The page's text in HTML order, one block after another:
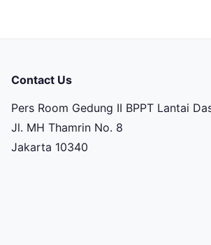
Contact Us
Pers Room Gedung II BPPT Lantai
Jl. MH Thamrin No. 8
Jakarta 10340